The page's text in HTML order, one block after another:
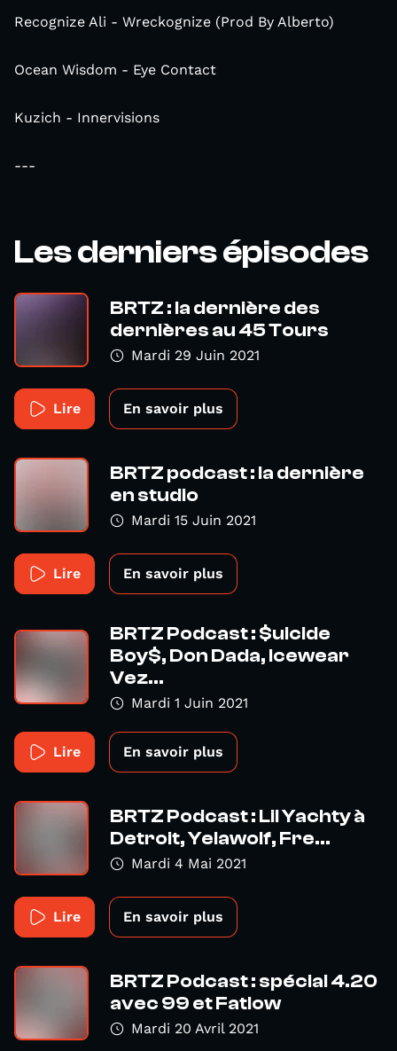
Recognize Ali - Wreckognize (Prod By Alberto)
Ocean Wisdom - Eye Contact
Kuzich - Innervisions
---
Les derniers épisodes
BRTZ : la dernière des
dernières au 45 Tours
Mardi 29 Juin 2021
Lire En savoir plus
BRTZ podcast : la dernière
en studio
Mardi 15 Juin 2021
Lire En savoir plus
BRTZ Podcast : $uicide
Boy$, Don Dada, Icewear
Vez...
Mardi 1 Juin 2021
Lire En savoir plus
BRTZ Podcast : Lil Yachty à
Detroit, Yelawolf, Fre...
Mardi 4 Mai 2021
Lire En savoir plus
BRTZ Podcast : spécial 4.20
avec 99 et Fatlow
Mardi 20 Avril 2021